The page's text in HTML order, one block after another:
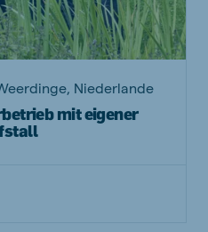
Niederlande
mit eigener